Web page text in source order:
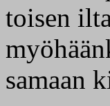
toisen
samaan